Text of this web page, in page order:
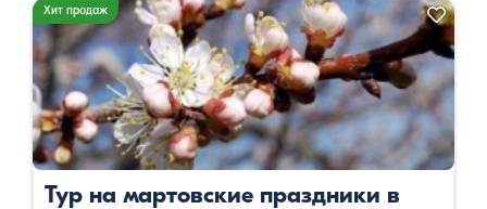
Хит продаж
Тур на мартовские праздники в